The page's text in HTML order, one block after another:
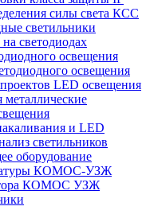
силы света КСС
светильники
светодиодах
освещения
освещения
LED освещения
и LED
светильников
оборудование
КОМОС-УЗЖ
КОМОС УЗЖ